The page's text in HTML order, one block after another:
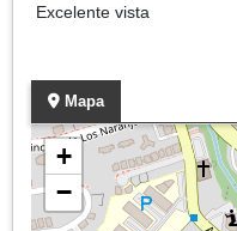
Excelente vista
Mapa
+
−